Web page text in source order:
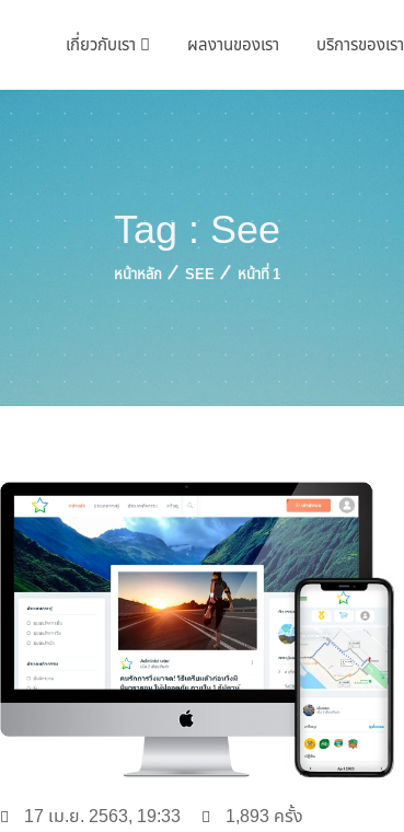
เกี่ยวกับเรา ผลงานของเรา บริการของเรา
Tag : See
หน้าหลัก SEE หน้าที่ 1
17 เม.ย. 2563, 19:33 1,893 ครั้ง